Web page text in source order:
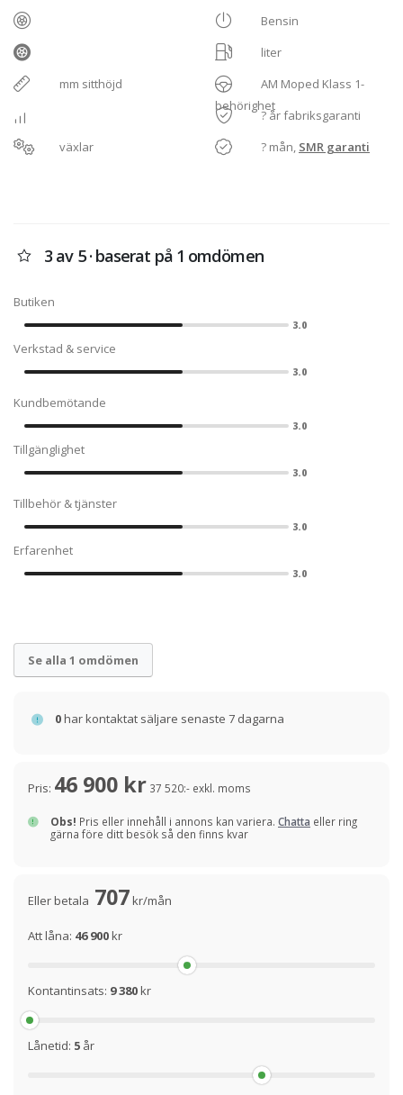
mm sitthöjd
växlar
Bensin
liter
AM Moped Klass 1-
behörighet
? år fabriksgaranti
? mån, SMR garanti
3 av 5 · baserat på 1 omdömen
Butiken
3.0
Verkstad & service
3.0
Kundbemötande
3.0
Tillgänglighet
3.0
Tillbehör & tjänster
3.0
Erfarenhet
3.0
Se alla 1 omdömen
0har kontaktat säljare senaste 7 dagarna
Pris: 46 900 kr 37 520:- exkl. moms
Obs! Pris eller innehåll i annons kan variera. Chatta eller ring
gärna före ditt besök så den finns kvar
Eller betala 707kr/mån
Att låna: 46 900kr
Kontantinsats: 9 380kr
Lånetid: 5 år